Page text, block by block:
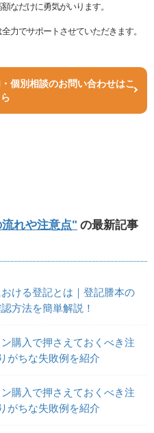
なだけに勇気がいります。
力でサポートさせていただきます。
個別相談のお問い合わせはこ
れや注意点" の最新記事
ける登記とは｜登記謄本の
方法を簡単解説！
購入で押さえておくべき注
がちな失敗例を紹介
購入で押さえておくべき注
がちな失敗例を紹介